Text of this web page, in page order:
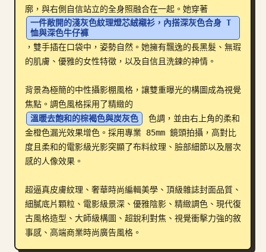
部落格
更新
廓，與右側自信站立的全身照融合在一起。她穿著
一件敞開的淺灰色紋理燈芯絨襯衫，內搭深灰色合身 T
恤與深色牛仔褲
，雙手插在口袋中，姿勢自然。她擁有飄逸的長黑髮、無瑕
的肌膚、優雅的女性特徵，以及自信且洗鍊的神情。
背景為極簡的中性攝影棚風格，讓雙重曝光的構圖成為視覺
焦點。調色風格採用了精緻的
溫暖去飽和的棕褐色與炭灰色
色調，並由右上角的柔和
金橙色漏光效果增色。採用專業 85mm 鏡頭拍攝，高對比
度且柔和的電影級光影突顯了布料紋理、臉部細節以及層次
感的人像效果。
超逼真皮膚紋理、奢華時尚編輯美學、頂級雜誌封面品質、
細膩底片顆粒、電影級景深、優雅陰影、精緻調色、現代復
古風格造型、大師級構圖、超銳利對焦、視覺衝擊力強的敘
事感、高端商業時尚廣告風格。